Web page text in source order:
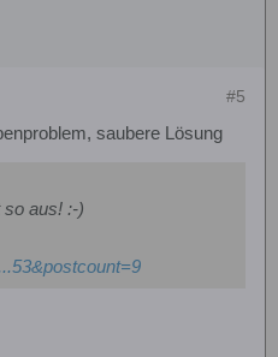
#5
saubere Lösung
aus! :-)